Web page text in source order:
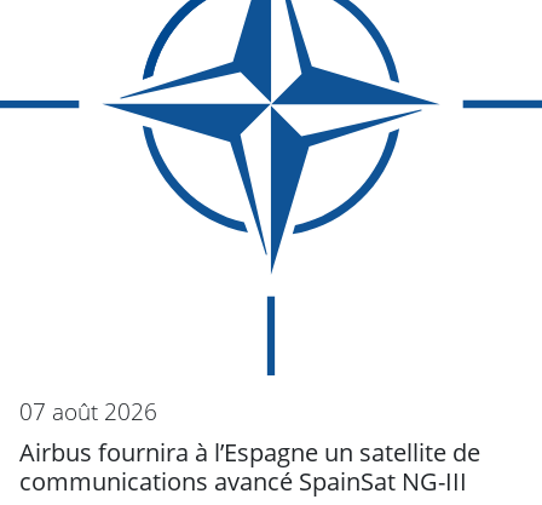
07 août 2026
Airbus fournira à l’Espagne un satellite de
communications avancé SpainSat NG-III